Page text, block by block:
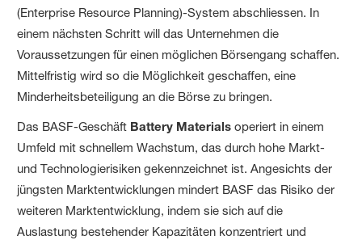
(Enterprise Resource Planning)-System abschliessen. In
einem nächsten Schritt will das Unternehmen die
Voraussetzungen für einen möglichen Börsengang schaffen.
Mittelfristig wird so die Möglichkeit geschaffen, eine
Minderheitsbeteiligung an die Börse zu bringen.
Das BASF-Geschäft Battery Materials operiert in einem
Umfeld mit schnellem Wachstum, das durch hohe Markt-
und Technologierisiken gekennzeichnet ist. Angesichts der
jüngsten Marktentwicklungen mindert BASF das Risiko der
weiteren Marktentwicklung, indem sie sich auf die
Auslastung bestehender Kapazitäten konzentriert und